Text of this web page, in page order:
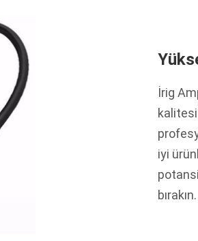
İrig
iyi
bırakın.